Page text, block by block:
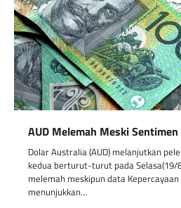
AUD Melemah Meski
Dolar Australia (AUD) melanjutkan
kedua berturut-turut pada Selasa(19/
melemah meskipun data
menunjukkan…